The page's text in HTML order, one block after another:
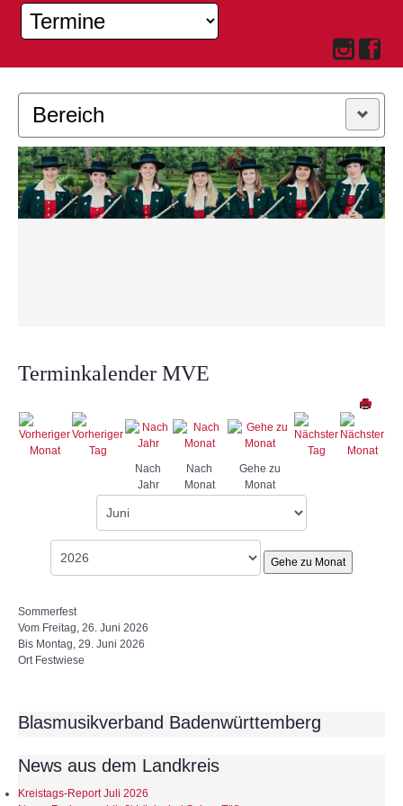
Bereich
MUSIKKAPELLE
JUGEND
Terminkalender MVE
Nach
Jahr
Nach
Monat
Gehe zu
Monat
Gehe zu Monat
Sommerfest
Vom Freitag, 26. Juni 2026
Bis Montag, 29. Juni 2026
Ort Festwiese
Blasmusikverband Badenwürttemberg
News aus dem Landkreis
Kreistags-Report Juli 2026